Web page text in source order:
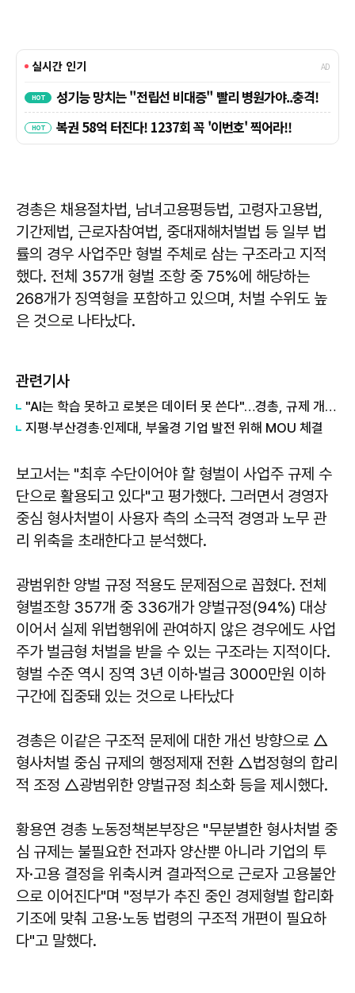
경총은 채용절차법, 남녀고용평등법, 고령자고용법,
기간제법, 근로자참여법, 중대재해처벌법 등 일부 법
률의 경우 사업주만 형벌 주체로 삼는 구조라고 지적
했다. 전체 357개 형벌 조항 중 75%에 해당하는
268개가 징역형을 포함하고 있으며, 처벌 수위도 높
은 것으로 나타났다.
관련기사
"AI는 학습 못하고 로봇은 데이터 못 쓴다"…경총, 규제 개선 112건 제안
지평·부산경총·인제대, 부울경 기업 발전 위해 MOU 체결
보고서는 "최후 수단이어야 할 형벌이 사업주 규제 수
단으로 활용되고 있다"고 평가했다. 그러면서 경영자
중심 형사처벌이 사용자 측의 소극적 경영과 노무 관
리 위축을 초래한다고 분석했다.
광범위한 양벌 규정 적용도 문제점으로 꼽혔다. 전체
형벌조항 357개 중 336개가 양벌규정(94%) 대상
이어서 실제 위법행위에 관여하지 않은 경우에도 사업
주가 벌금형 처벌을 받을 수 있는 구조라는 지적이다.
형벌 수준 역시 징역 3년 이하·벌금 3000만원 이하
구간에 집중돼 있는 것으로 나타났다
경총은 이같은 구조적 문제에 대한 개선 방향으로 △
형사처벌 중심 규제의 행정제재 전환 △법정형의 합리
적 조정 △광범위한 양벌규정 최소화 등을 제시했다.
황용연 경총 노동정책본부장은 "무분별한 형사처벌 중
심 규제는 불필요한 전과자 양산뿐 아니라 기업의 투
자·고용 결정을 위축시켜 결과적으로 근로자 고용불안
으로 이어진다"며 "정부가 추진 중인 경제형벌 합리화
기조에 맞춰 고용·노동 법령의 구조적 개편이 필요하
다"고 말했다.